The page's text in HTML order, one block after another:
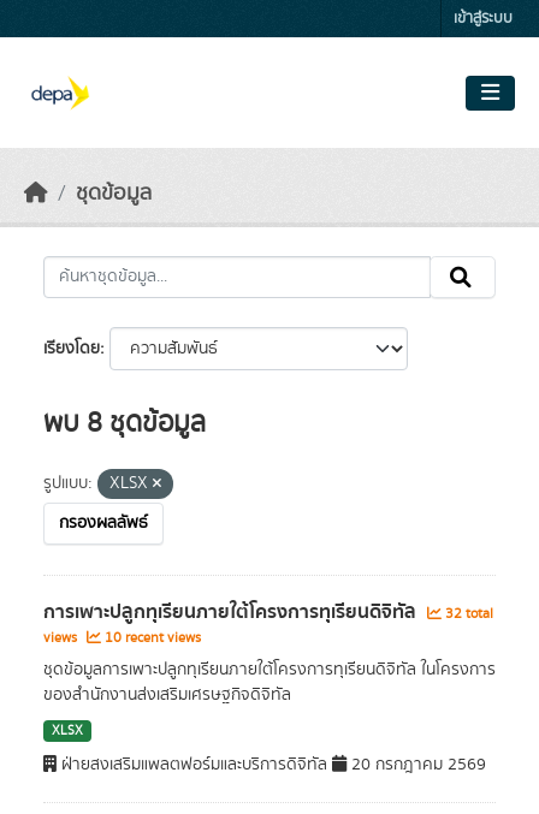
เข้าสู่ระบบ
ชุดข้อมูล
เรียงโดย
พบ 8 ชุดข้อมูล
รูปแบบ:
XLSX
กรองผลลัพธ์
การเพาะปลูกทุเรียนภายใต้โครงการทุเรียนดิจิทัล
32 total
views
10 recent views
ชุดข้อมูลการเพาะปลูกทุเรียนภายใต้โครงการทุเรียนดิจิทัล ในโครงการ
ของสำนักงานส่งเสริมเศรษฐกิจดิจิทัล
XLSX
ฝ่ายสงเสริมแพลตฟอร์มและบริการดิจิทัล 20 กรกฎาคม 2569